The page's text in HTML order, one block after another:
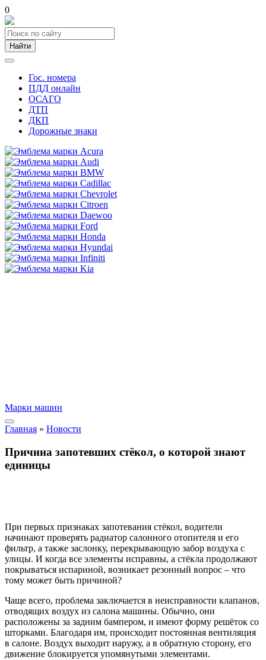
0
Найти
Гос. номера
ПДД онлайн
ОСАГО
ДТП
ДКП
Дорожные знаки
Марки машин
Главная » Новости
Причина запотевших стёкол, о которой знают
единицы
При первых признаках запотевания стёкол, водители
начинают проверять радиатор салонного отопителя и его
фильтр, а также заслонку, перекрывающую забор воздуха с
улицы. И когда все элементы исправны, а стёкла продолжают
покрываться испариной, возникает резонный вопрос – что
тому может быть причиной?
Чаще всего, проблема заключается в неисправности клапанов,
отводящих воздух из салона машины. Обычно, они
расположены за задним бампером, и имеют форму решёток со
шторками. Благодаря им, происходит постоянная вентиляция
в салоне. Воздух выходит наружу, а в обратную сторону, его
движение блокируется упомянутыми элементами.